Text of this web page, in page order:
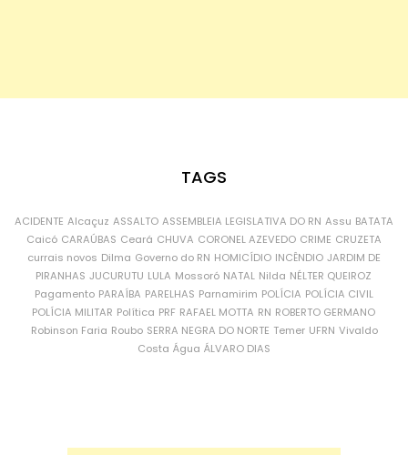
TAGS
ACIDENTE Alcaçuz ASSALTO ASSEMBLEIA LEGISLATIVA DO RN Assu BATATA
Caicó CARAÚBAS Ceará CHUVA CORONEL AZEVEDO CRIME CRUZETA
currais novos Dilma Governo do RN HOMICÍDIO INCÊNDIO JARDIM DE
PIRANHAS JUCURUTU LULA Mossoró NATAL Nilda NÉLTER QUEIROZ
Pagamento PARAÍBA PARELHAS Parnamirim POLÍCIA POLÍCIA CIVIL
POLÍCIA MILITAR Política PRF RAFAEL MOTTA RN ROBERTO GERMANO
Robinson Faria Roubo SERRA NEGRA DO NORTE Temer UFRN Vivaldo
Costa Água ÁLVARO DIAS